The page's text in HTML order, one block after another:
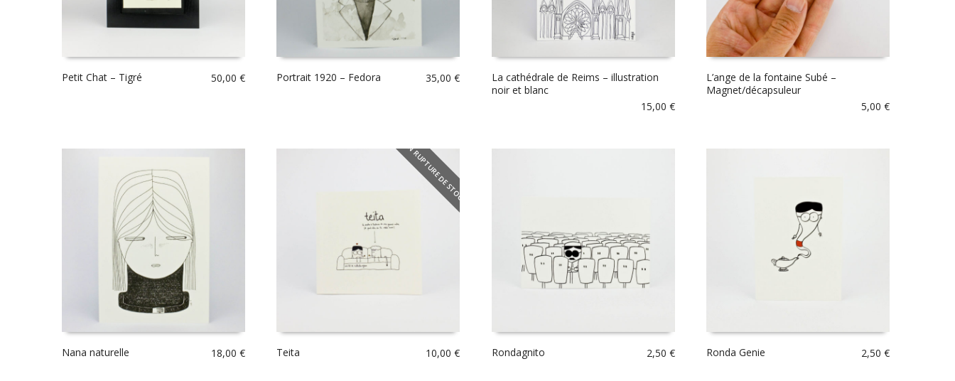
Petit Chat – Tigré 50,00 € Portrait 1920 – Fedora 35,00€
La cathédrale de Reims – illustration
noir et blanc
15,00 €
L’ange de la fontaine Subé –
Magnet/décapsuleur
5,00€
Nana naturelle 18,00 €
EN RUPTURE DE STOCK
Teita 10,00€ Rondagnito 2,50 € Ronda Genie 2,50€